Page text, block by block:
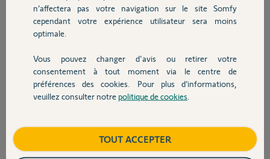
Devis avec un pro
Contact
Réponses
Quel type de palpeuse ? Avec émetteur à piles ? Si oui, changez-les.
n’affectera pas votre navigation sur le site Somfy
cependant votre expérience utilisateur sera moins
optimale.
Vous pouvez changer d'avis ou retirer votre
consentement à tout moment via le centre de
préférences des cookies. Pour plus d’informations,
veuillez consulter notre politique de cookies
TOUT ACCEPTER